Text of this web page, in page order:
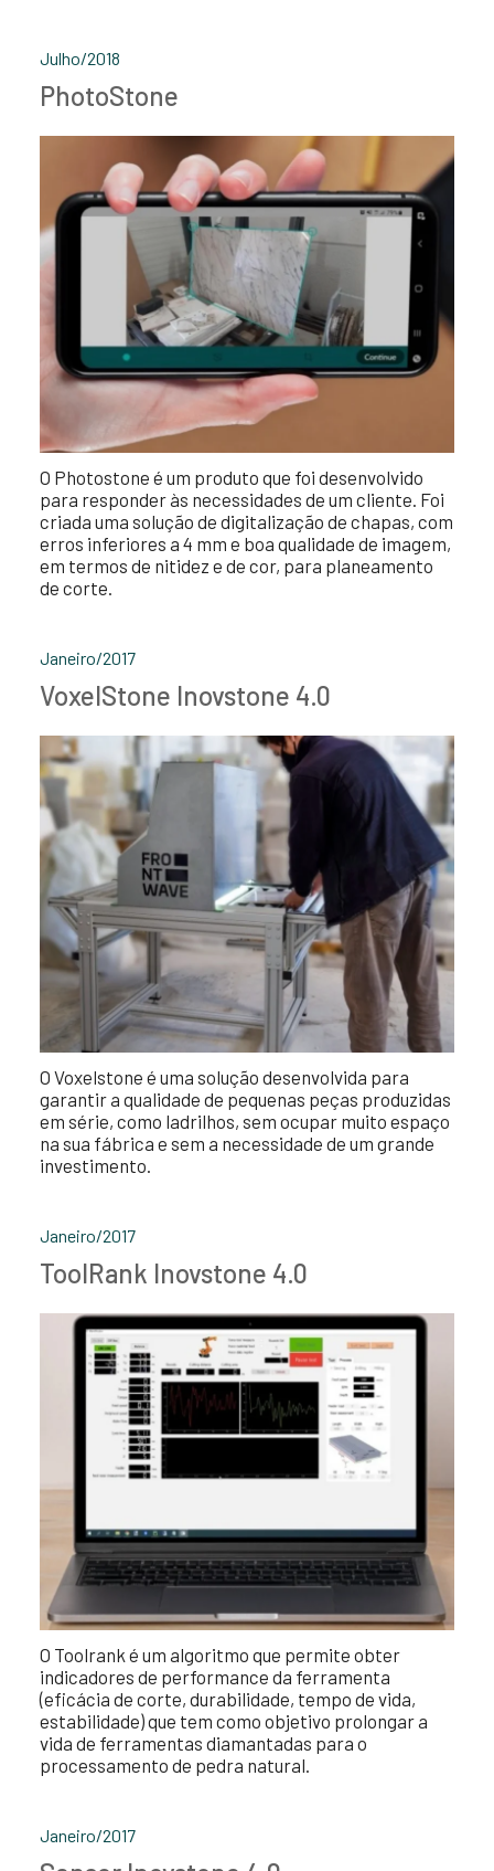
Julho/2018
PhotoStone
O Photostone é um produto que foi desenvolvido
para responder às necessidades de um cliente. Foi
criada uma solução de digitalização de chapas, com
erros inferiores a 4 mm e boa qualidade de imagem,
em termos de nitidez e de cor, para planeamento
de corte.
Janeiro/2017
VoxelStone Inovstone 4.0
O Voxelstone é uma solução desenvolvida para
garantir a qualidade de pequenas peças produzidas
em série, como ladrilhos, sem ocupar muito espaço
na sua fábrica e sem a necessidade de um grande
investimento.
Janeiro/2017
ToolRank Inovstone 4.0
O Toolrank é um algoritmo que permite obter
indicadores de performance da ferramenta
(eficácia de corte, durabilidade, tempo de vida,
estabilidade) que tem como objetivo prolongar a
vida de ferramentas diamantadas para o
processamento de pedra natural.
Janeiro/2017